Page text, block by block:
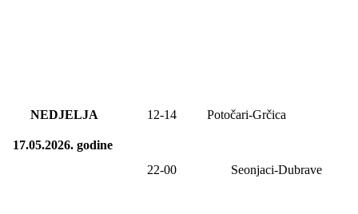
NEDJELJA
17.05.2026. godine
12-14 Potočari-Grčica
22-00 Seonjaci-Dubrave